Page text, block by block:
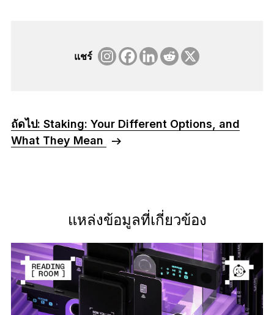
แชร์
ถัดไป: Staking: Your Different Options, and
What They Mean
แหล่งข้อมูลที่เกี่ยวข้อง